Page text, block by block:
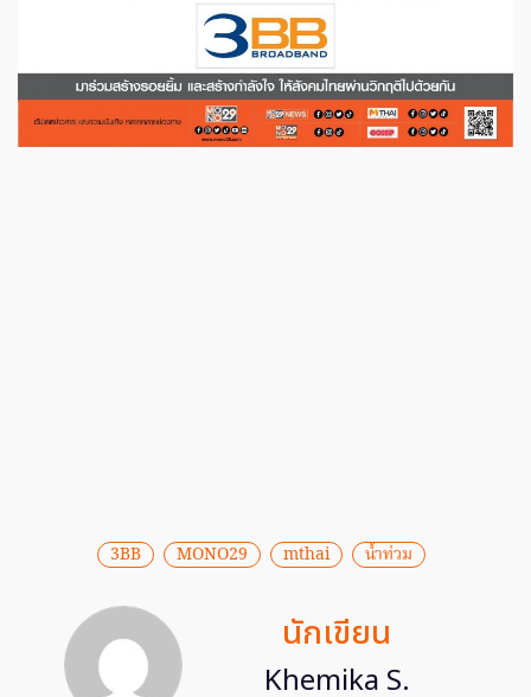
3BB MONO29 mthai น้ำท่วม
นักเขียน
Khemika S.